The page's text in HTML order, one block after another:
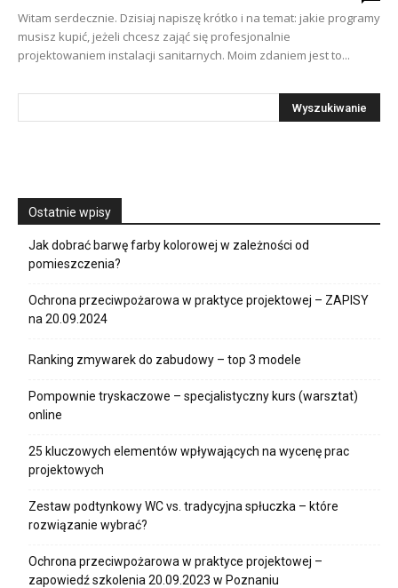
Witam serdecznie. Dzisiaj napiszę krótko i na temat: jakie programy
musisz kupić, jeżeli chcesz zająć się profesjonalnie
projektowaniem instalacji sanitarnych. Moim zdaniem jest to...
Ostatnie wpisy
Jak dobrać barwę farby kolorowej w zależności od
pomieszczenia?
Ochrona przeciwpożarowa w praktyce projektowej – ZAPISY
na 20.09.2024
Ranking zmywarek do zabudowy – top 3 modele
Pompownie tryskaczowe – specjalistyczny kurs (warsztat)
online
25 kluczowych elementów wpływających na wycenę prac
projektowych
Zestaw podtynkowy WC vs. tradycyjna spłuczka – które
rozwiązanie wybrać?
Ochrona przeciwpożarowa w praktyce projektowej –
zapowiedź szkolenia 20.09.2023 w Poznaniu